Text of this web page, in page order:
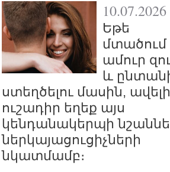
10.07.2026
Եթե
մտածում
ամուր
և
ստեղծելու մասին, ավելի
ուշադիր եղեք այս
կենդանակերպի
ներկայացուցիչների
նկատմամբ։